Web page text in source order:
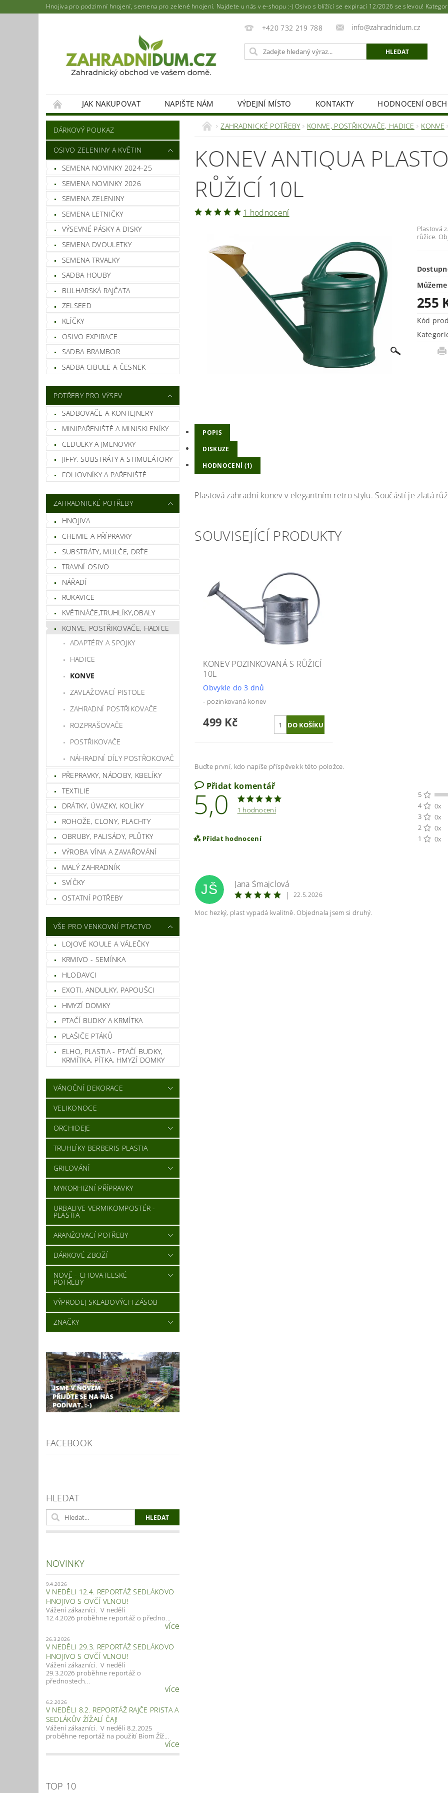
Hnojiva pro podzimní hnojení, semena pro zelené hnojení. Najdete u nás v e-shopu :-) Osivo s blížící se expirací 12/2026 se slevou! Kategorie
+420 732 219 788 info@zahradnidum.cz
JAK NAKUPOVAT NAPIŠTE NÁM VÝDEJNÍ MÍSTO KONTAKTY HODNOCENÍ
DÁRKOVÝ POUKAZ
OSIVO ZELENINY A KVĚTIN
SEMENA NOVINKY 2024-25
SEMENA NOVINKY 2026
SEMENA ZELENINY
SEMENA LETNIČKY
VÝSEVNÉ PÁSKY A DISKY
SEMENA DVOULETKY
SEMENA TRVALKY
SADBA HOUBY
BULHARSKÁ RAJČATA
ZELSEED
KLÍČKY
OSIVO EXPIRACE
SADBA BRAMBOR
SADBA CIBULE A ČESNEK
POTŘEBY PRO VÝSEV
SADBOVAČE A KONTEJNERY
MINIPAŘENIŠTĚ A MINISKLENÍKY
CEDULKY A JMENOVKY
JIFFY, SUBSTRÁTY A STIMULÁTORY
FOLIOVNÍKY A PAŘENIŠTĚ
ZAHRADNICKÉ POTŘEBY
HNOJIVA
CHEMIE A PŘÍPRAVKY
SUBSTRÁTY, MULČE, DRŤE
TRAVNÍ OSIVO
NÁŘADÍ
RUKAVICE
KVĚTINÁČE,TRUHLÍKY,OBALY
KONVE, POSTŘIKOVAČE, HADICE
ADAPTÉRY A SPOJKY
HADICE
KONVE
ZAVLAŽOVACÍ PISTOLE
ZAHRADNÍ POSTŘIKOVAČE
ROZPRAŠOVAČE
POSTŘIKOVAČE
NÁHRADNÍ DÍLY POSTŘOKOVAČ
PŘEPRAVKY, NÁDOBY, KBELÍKY
TEXTILIE
DRÁTKY, ÚVAZKY, KOLÍKY
ROHOŽE, CLONY, PLACHTY
OBRUBY, PALISÁDY, PLŮTKY
VÝROBA VÍNA A ZAVAŘOVÁNÍ
MALÝ ZAHRADNÍK
SVÍČKY
OSTATNÍ POTŘEBY
VŠE PRO VENKOVNÍ PTACTVO
LOJOVÉ KOULE A VÁLEČKY
KRMIVO - SEMÍNKA
HLODAVCI
EXOTI, ANDULKY, PAPOUŠCI
HMYZÍ DOMKY
PTAČÍ BUDKY A KRMÍTKA
PLAŠIČE PTÁKŮ
ELHO, PLASTIA - PTAČÍ BUDKY,
KRMÍTKA, PÍTKA, HMYZÍ DOMKY
VÁNOČNÍ DEKORACE
VELIKONOCE
ORCHIDEJE
TRUHLÍKY BERBERIS PLASTIA
GRILOVÁNÍ
MYKORHIZNÍ PŘÍPRAVKY
URBALIVE VERMIKOMPOSTÉR -
PLASTIA
ARANŽOVACÍ POTŘEBY
DÁRKOVÉ ZBOŽÍ
NOVĚ - CHOVATELSKÉ
POTŘEBY
VÝPRODEJ SKLADOVÝCH ZÁSOB
ZNAČKY
FACEBOOK
HLEDAT
NOVINKY
9.4.2026
V NEDĚLI 12.4. REPORTÁŽ SEDLÁKOVO
HNOJIVO S OVČÍ VLNOU!
Vážení zákazníci. V neděli
12.4.2026 proběhne reportáž o předno...
více
26.3.2026
V NEDĚLI 29.3. REPORTÁŽ SEDLÁKOVO
HNOJIVO S OVČÍ VLNOU!
Vážení zákazníci. V neděli
29.3.2026 proběhne reportáž o
přednostech...
více
6.2.2026
V NEDĚLI 8.2. REPORTÁŽ RAJČE PRISTA A
SEDLÁKŮV ŽÍŽALÍ ČAJ!
Vážení zákazníci. V neděli 8.2.2025
proběhne reportáž na použití Biom Žíž...
více
TOP 10
ZAHRADNICKÉ POTŘEBY KONVE, POSTŘIKOVAČE, HADICE KONVE
KONEV ANTIQUA
RŮŽICÍ 10L
1 hodnocení
Plastová
růžice.
255
Kód
POPIS
DISKUZE
HODNOCENÍ (1)
Plastová zahradní konev v elegantním retro stylu. Součástí je zlatá
SOUVISEJÍCÍ PRODUKTY
KONEV POZINKOVANÁ S RŮŽICÍ
10L
Obvykle do 3 dnů
- pozinkovaná konev
499 Kč
Buďte první, kdo napíše příspěvek k této položce.
Přidat komentář
5,0 1 hodnocení
Přidat hodnocení
5
4
0x
3
0x
2
0x
1
0x
JŠ
Jana Šmajclová
|
22.5.2026
Moc hezký, plast vypadá kvalitně. Objednala jsem si druhý.